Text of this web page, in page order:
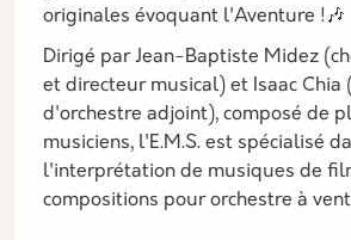
originales évoquant l'Aventure !🎶
Dirigé par Jean-Baptiste Midez
et directeur musical) et Isaac Chia
d'orchestre adjoint), composé de
musiciens, l'E.M.S. est spécialisé
l'interprétation de musiques de
compositions pour orchestre à